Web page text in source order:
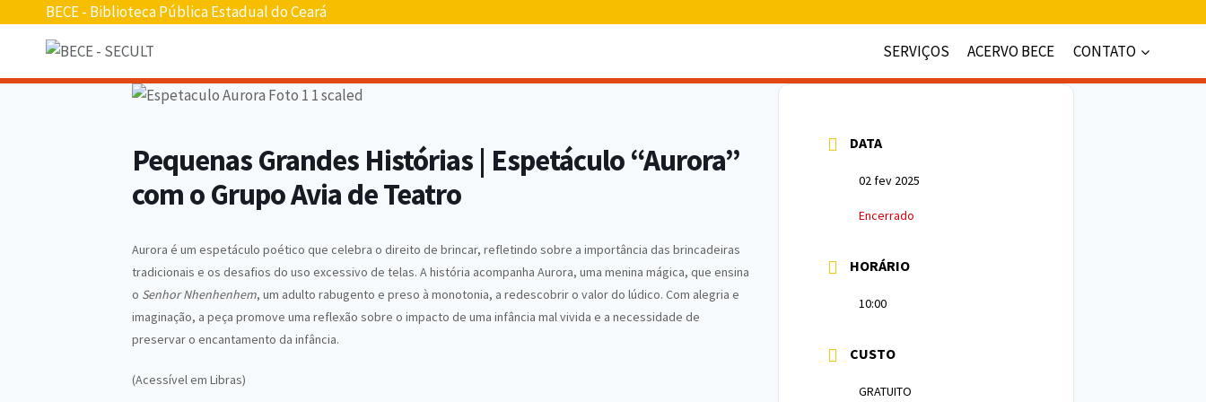
conteúdo
BECE - Biblioteca Pública Estadual do Ceará
SERVIÇOS
ACERVO BECE CONTATO
Pequenas Grandes Histórias | Espetáculo “Aurora”
com o Grupo Avia de Teatro
Aurora é um espetáculo poético que celebra o direito de brincar, refletindo sobre a importância das brincadeiras
tradicionais e os desafios do uso excessivo de telas. A história acompanha Aurora, uma menina mágica, que ensina
o Senhor Nhenhenhem, um adulto rabugento e preso à monotonia, a redescobrir o valor do lúdico. Com alegria e
imaginação, a peça promove uma reflexão sobre o impacto de uma infância mal vivida e a necessidade de
preservar o encantamento da infância.
(Acessível em Libras)
DATA
02 fev 2025
Encerrado
HORÁRIO
10:00
CUSTO
GRATUITO